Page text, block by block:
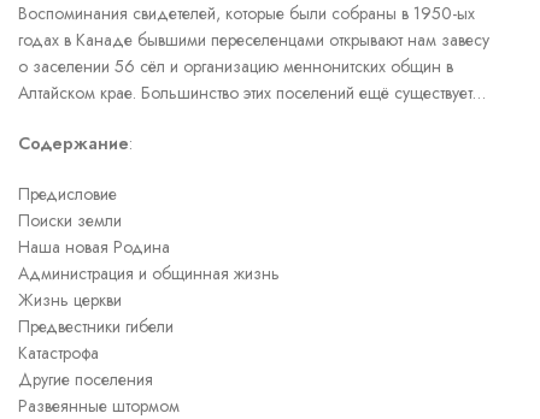
Воспоминания свидетелей, которые были собраны в 1950-ых
годах в Канаде бывшими переселенцами открывают нам завесу
о заселении 56 сёл и организацию меннонитских общин в
Алтайском крае. Большинство этих поселений ещё существует…
Содержание:
Предисловие
Поиски земли
Наша новая Родина
Администрация и общинная жизнь
Жизнь церкви
Предвестники гибели
Катастрофа
Другие поселения
Развеянные штормом